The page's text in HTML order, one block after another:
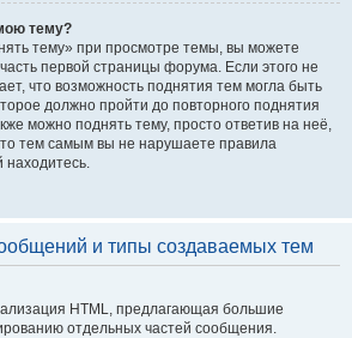
тему?
тему» при просмотре темы, вы можете
первой страницы форума. Если этого не
что возможность поднятия тем могла быть
должно пройти до повторного поднятия
можно поднять тему, просто ответив на неё,
тем самым вы не нарушаете правила
находитесь.
и типы создаваемых тем
HTML, предлагающая большие
отдельных частей сообщения.